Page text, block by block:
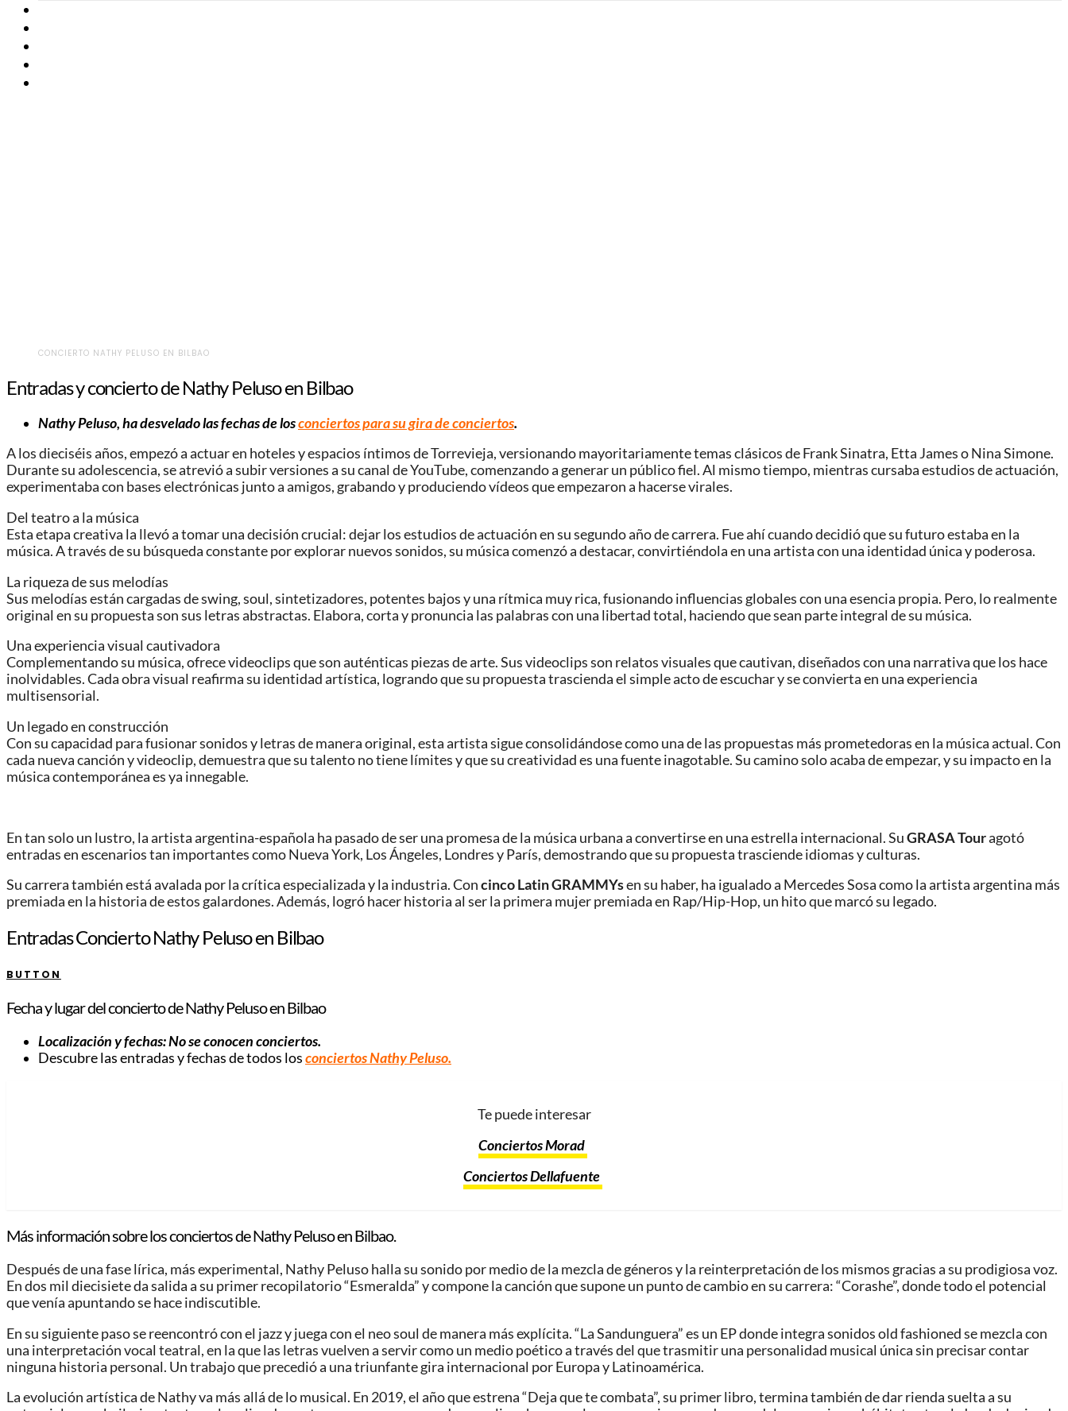
CONCIERTO NATHY PELUSO EN BILBAO
Entradas y concierto de Nathy Peluso en Bilbao
Nathy Peluso, ha desvelado las fechas de losconciertos para su gira de conciertos.
A los dieciséis años, empezó a actuar en hoteles y espacios íntimos de Torrevieja, versionando mayoritariamente temas clásicos de Frank Sinatra, Etta James o Nina Simone.
Durante su adolescencia, se atrevió a subir versiones a su canal de YouTube, comenzando a generar un público fiel. Al mismo tiempo, mientras cursaba estudios de actuación,
experimentaba con bases electrónicas junto a amigos, grabando y produciendo vídeos que empezaron a hacerse virales.
Del teatro a la música
Esta etapa creativa la llevó a tomar una decisión crucial: dejar los estudios de actuación en su segundo año de carrera. Fue ahí cuando decidió que su futuro estaba en la
música. A través de su búsqueda constante por explorar nuevos sonidos, su música comenzó a destacar, convirtiéndola en una artista con una identidad única y poderosa.
La riqueza de sus melodías
Sus melodías están cargadas de swing, soul, sintetizadores, potentes bajos y una rítmica muy rica, fusionando influencias globales con una esencia propia. Pero, lo realmente
original en su propuesta son sus letras abstractas. Elabora, corta y pronuncia las palabras con una libertad total, haciendo que sean parte integral de su música.
Una experiencia visual cautivadora
Complementando su música, ofrece videoclips que son auténticas piezas de arte. Sus videoclips son relatos visuales que cautivan, diseñados con una narrativa que los hace
inolvidables. Cada obra visual reafirma su identidad artística, logrando que su propuesta trascienda el simple acto de escuchar y se convierta en una experiencia
multisensorial.
Un legado en construcción
Con su capacidad para fusionar sonidos y letras de manera original, esta artista sigue consolidándose como una de las propuestas más prometedoras en la música actual. Con
cada nueva canción y videoclip, demuestra que su talento no tiene límites y que su creatividad es una fuente inagotable. Su camino solo acaba de empezar, y su impacto en la
música contemporánea es ya innegable.
En tan solo un lustro, la artista argentina-española ha pasado de ser una promesa de la música urbana a convertirse en una estrella internacional. SuGRASA Touragotó
entradas en escenarios tan importantes como Nueva York, Los Ángeles, Londres y París, demostrando que su propuesta trasciende idiomas y culturas.
Su carrera también está avalada por la crítica especializada y la industria. Concinco Latin GRAMMYsen su haber, ha igualado a Mercedes Sosa como la artista argentina más
premiada en la historia de estos galardones. Además, logró hacer historia al ser la primera mujer premiada en Rap/Hip-Hop, un hito que marcó su legado.
Entradas Concierto Nathy Peluso en Bilbao
BUTTON
Fecha y lugar del concierto de Nathy Peluso en Bilbao
Localización y fechas: No se conocen conciertos.
Descubre las entradas y fechas de todos losconciertos Nathy Peluso.
Te puede interesar
Conciertos Morad
Conciertos Dellafuente
Más información sobre los conciertos de Nathy Peluso en Bilbao.
Después de una fase lírica, más experimental, Nathy Peluso halla su sonido por medio de la mezcla de géneros y la reinterpretación de los mismos gracias a su prodigiosa voz.
En dos mil diecisiete da salida a su primer recopilatorio “Esmeralda” y compone la canción que supone un punto de cambio en su carrera: “Corashe”, donde todo el potencial
que venía apuntando se hace indiscutible.
En su siguiente paso se reencontró con el jazz y juega con el neo soul de manera más explícita. “La Sandunguera” es un EP donde integra sonidos old fashioned se mezcla con
una interpretación vocal teatral, en la que las letras vuelven a servir como un medio poético a través del que trasmitir una personalidad musical única sin precisar contar
ninguna historia personal. Un trabajo que precedió a una triunfante gira internacional por Europa y Latinoamérica.
La evolución artística de Nathy va más allá de lo musical. En 2019, el año que estrena “Deja que te combata”, su primer libro, termina también de dar rienda suelta a su